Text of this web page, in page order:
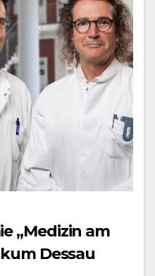
„Medizin am
Dessau